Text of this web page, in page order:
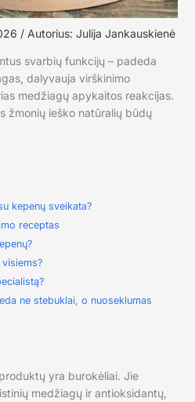
/ Autorius: Julija Jankauskienė
svarbių funkcijų – padeda
dalyvauja virškinimo
medžiagų apykaitos reakcijas.
žmonių ieško natūralių būdų
kepenų sveikata?
receptas
ne stebuklai, o nuoseklumas
yra burokėliai. Jie
medžiagų ir antioksidantų,